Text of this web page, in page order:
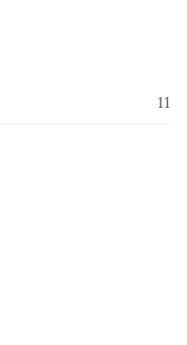
11